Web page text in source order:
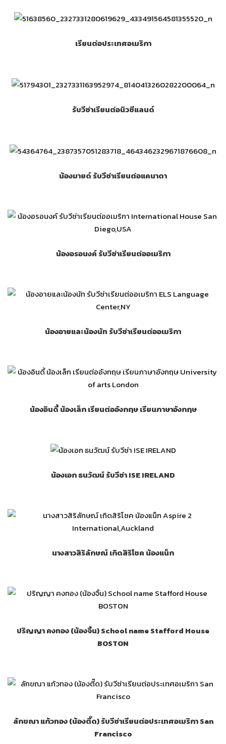
เรียนต่อประเทศอเมริกา
รับวีซ่าเรียนต่อนิวซีแลนด์
น้องมายด์ รับวีซ่าเรียนต่อแคนาดา
น้องอรอนงค์ รับวีซ่าเรียนต่ออเมริกา
น้องอายและน้องนัท รับวีซ่าเรียนต่ออเมริกา
น้องอินดี้ น้องเล็ก เรียนต่ออังกฤษ เรียนภาษาอังกฤษ
น้องเอก ธนวัฒน์ รับวีซ่า ISE IRELAND
นางสาวสิริลักษณ์ เกิดสิริโชค น้องแน็ก
ปริญญา คงทอง (น้องจิ้น) School name Stafford House
BOSTON
ลักขณา แก้วทอง (น้องตี๊ด) รับวีซ่าเรียนต่อประเทศอเมริกา San
Francisco